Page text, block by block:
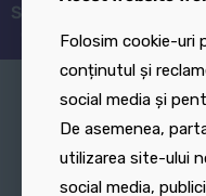
Selectează
opțiunile
Acest
produs
în coș
Folosim cookie-uri
conținutul și
social media și
De asemenea,
utilizarea site-ului
social media,
Folosim cookie-uri
conținutul și
social media și
De asemenea,
utilizarea site-ului
social media,